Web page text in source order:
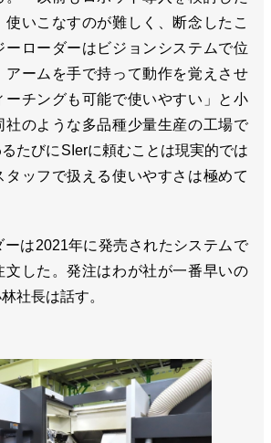
使いこなすのが難しく、断念したこ
ーローダーはビジョンシステムで位
アームを手で持って動作を覚えさせ
ーチングも可能で使いやすい」と小
社のような多品種少量生産の工場で
たびにSIerに頼むことは現実的では
タッフで扱える使いやすさは極めて
は2021年に発売されたシステムで
文した。発注はわが社が一番早いの
社長は話す。